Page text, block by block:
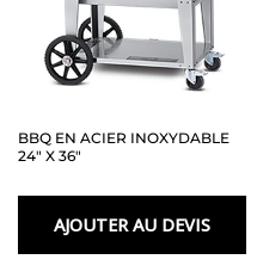
BBQ EN ACIER INOXYDABLE
24″ X 36″
AJOUTER AU DEVIS